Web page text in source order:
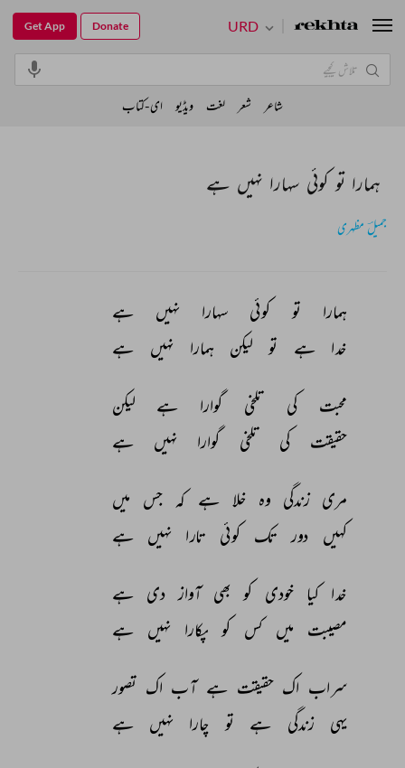
ہمارا تو کوئی سہارا نہیں ہے
جمیلؔ مظہری
ہمارا تو کوئی سہارا نہیں
ہے
خدا
ہے تو لیکن ہمارا نہیں ہے
محبت کی تلخی گوارا ہے
لیکن
حقیقت
کی تلخی گوارا نہیں ہے
مری زندگی وہ خلا ہے کہ جس میں
کہیں
دور تک کوئی تارا نہیں ہے
خدا کیا خودی کو بھی آواز دی ہے
مصیبت
میں کس کو پکارا نہیں ہے
سراب اک حقیقت ہے آب اک تصور
یہی
زندگی ہے تو چارا نہیں ہے
URD
Get App Donate
شاعر شعر لغت ویڈیو ای-کتاب